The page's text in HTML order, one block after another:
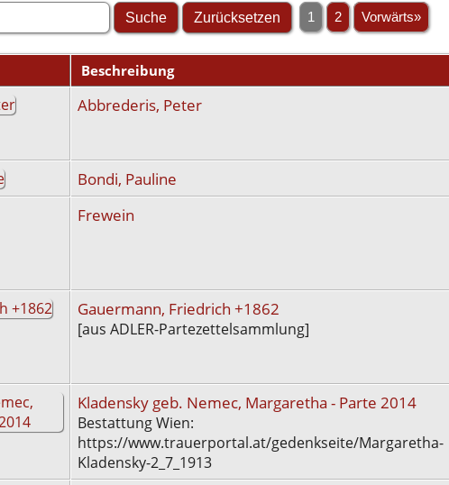
1 2 Vorwärts»
Beschreibung
Abbrederis, Peter
Bondi, Pauline
Frewein
Gauermann, Friedrich +1862
[aus ADLER-Partezettelsammlung]
Kladensky geb. Nemec, Margaretha - Parte 2014
Bestattung Wien:
https://www.trauerportal.at/gedenkseite/Margaretha-
Kladensky-2_7_1913